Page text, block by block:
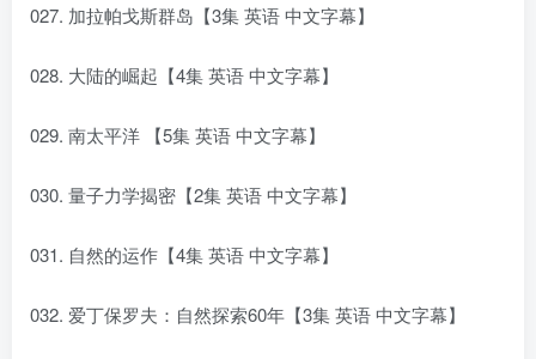
027. 加拉帕戈斯群岛【3集 英语 中文字幕】
028. 大陆的崛起【4集 英语 中文字幕】
029. 南太平洋 【5集 英语 中文字幕】
030. 量子力学揭密【2集 英语 中文字幕】
031. 自然的运作【4集 英语 中文字幕】
032. 爱丁保罗夫：自然探索60年【3集 英语 中文字幕】